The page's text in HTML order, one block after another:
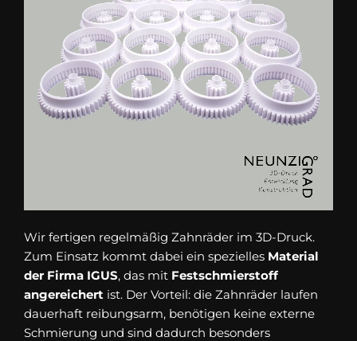
Wir fertigen regelmäßig Zahnräder im 3D-Druck.
Zum Einsatz kommt dabei ein spezielles Material
der Firma IGUS, das mit Festschmierstoff
angereichert ist. Der Vorteil: die Zahnräder laufen
dauerhaft reibungsarm, benötigen keine externe
Schmierung und sind dadurch besonders